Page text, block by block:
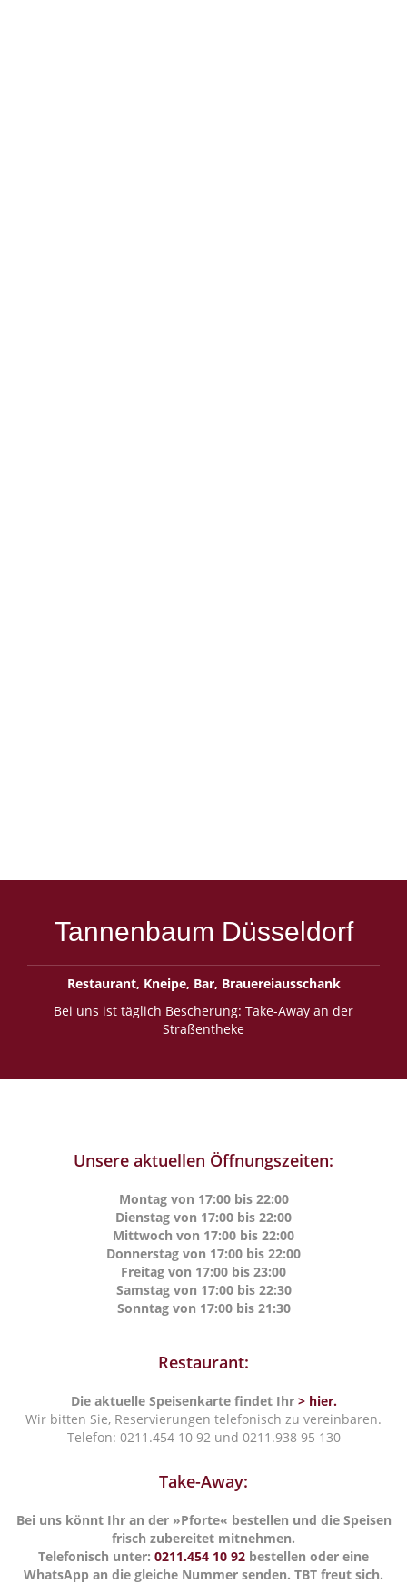
Tannenbaum Düsseldorf
Restaurant, Kneipe, Bar, Brauereiausschank
Bei uns ist täglich Bescherung: Take-Away an der
Straßentheke
Unsere aktuellen Öffnungszeiten:
Montag von 17:00 bis 22:00
Dienstag von 17:00 bis 22:00
Mittwoch von 17:00 bis 22:00
Donnerstag von 17:00 bis 22:00
Freitag von 17:00 bis 23:00
Samstag von 17:00 bis 22:30
Sonntag von 17:00 bis 21:30
Restaurant:
Die aktuelle Speisenkarte findet Ihr > hier.
Wir bitten Sie, Reservierungen telefonisch zu vereinbaren.
Telefon: 0211.454 10 92 und 0211.938 95 130
Take-Away:
Bei uns könnt Ihr an der »Pforte« bestellen und die Speisen
frisch zubereitet mitnehmen.
Telefonisch unter: 0211.454 10 92 bestellen oder eine
WhatsApp an die gleiche Nummer senden. TBT freut sich.